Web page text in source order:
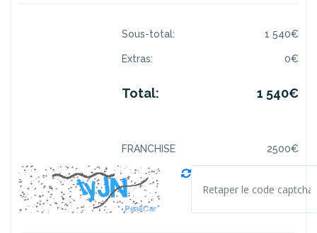
Sous-total: 1 540€
Extras: 0€
Total: 1 540€
FRANCHISE 2500€